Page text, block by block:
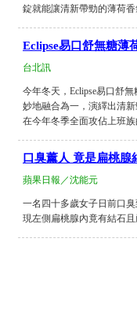
錠就能讓清新帶勁的薄荷
Eclipse易口舒無糖薄
台北訊
今年冬天，Eclipse易口舒
妙地融合為一，演繹出清
在今年冬季全面攻佔上班
口臭薰人 竟是扁桃腺
蘋果日報／沈能元
一名四十多歲女子日前口
現左側扁桃腺內竟有結石